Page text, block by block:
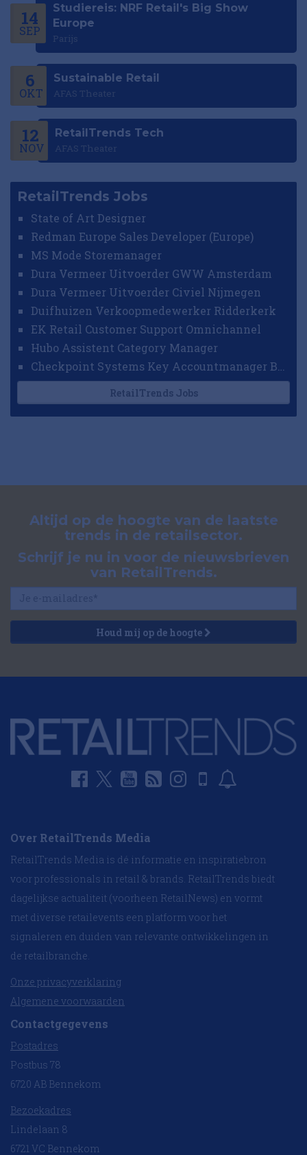
14
SEP
Studiereis: NRF Retail's Big Show
Europe
Parijs
6
OKT
Sustainable Retail
AFAS Theater
12
NOV
RetailTrends Tech
AFAS Theater
RetailTrends Jobs
State of Art Designer
Redman Europe Sales Developer (Europe)
MS Mode Storemanager
Dura Vermeer Uitvoerder GWW Amsterdam
Dura Vermeer Uitvoerder Civiel Nijmegen
Duifhuizen Verkoopmedewerker Ridderkerk
EK Retail Customer Support Omnichannel
Hubo Assistent Category Manager
RetailTrends Jobs
Altijd op de hoogte van de laatste
trends in de retailsector.
Schrijf je nu in voor de nieuwsbrieven
van RetailTrends.
Houd mij op de hoogte
Over RetailTrends Media
RetailTrends Media is dé informatie en inspiratiebron
voor professionals in retail & brands. RetailTrends biedt
dagelijkse actualiteit (voorheen RetailNews) en vormt
met diverse retailevents een platform voor het
signaleren en duiden van relevante ontwikkelingen in
de retailbranche.
Onze privacyverklaring
Algemene voorwaarden
Contactgegevens
Postadres
Postbus 78
6720 AB Bennekom
Bezoekadres
Lindelaan 8
6721 VC Bennekom